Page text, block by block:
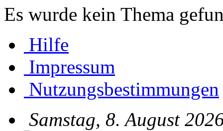
Es wurde kein Thema
Hilfe
Impressum
Nutzungsbestimmungen
Samstag, 8. August